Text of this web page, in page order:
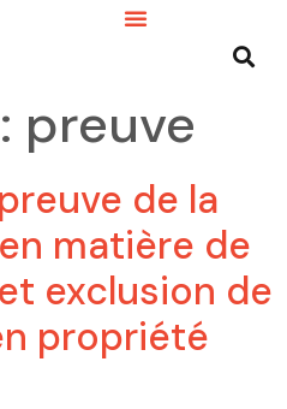
preuve
de la
matière de
exclusion de
propriété